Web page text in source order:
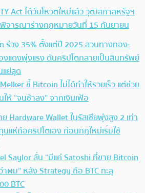
Act ได้วันโหวตใหม่แล้ว วุฒิสภาสหรัฐฯ
จารณาร่างกฎหมายวันที่ 15 กันยายน
ร่วง 35% ตั้งแต่ปี 2025 สวนทางทอง-
งแดงพุ่งแรง ดันคริปโตกลายเป็นสินทรัพย์
ย่สุด
ชี้ Bitcoin ไม่ได้ทำให้รวยเร็ว แต่ช่วย
ห้ “จนช้าลง” จากเงินเฟ้อ
Hardware Wallet ในรัสเซียพุ่งสูง 2 เท่า
แห่ถือคริปโตเอง ก่อนกฎใหม่เริ่มใช้
Saylor ลั่น “มีแค่ Satoshi ที่ขาย Bitcoin
ผม” หลัง Strategy ถือ BTC ทะลุ
BTC